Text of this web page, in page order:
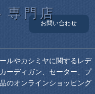
専門店
お問い合わせ
ルやカシミヤに関するレデ
ーディガン、セーター、プ
のオンラインショッピング